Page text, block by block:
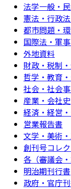
法学一般・
憲法・行政
都市問題・
国際法・軍
外地資料
財政・税制
哲学・教育
社会・社会
産業・会社史
経済・経営
営業報告書
文学・美術
創刊号コレ
各（審議会
明治期刊行書
政府・官庁